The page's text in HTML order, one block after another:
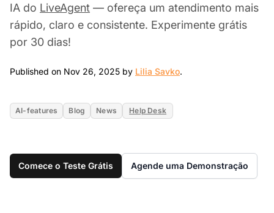
IA do LiveAgent — ofereça um atendimento mais
rápido, claro e consistente. Experimente grátis
por 30 dias!
Published on Nov 26, 2025 by Lilia Savko.
AI-features Blog News Help Desk
Comece o Teste Grátis Agende uma Demonstração